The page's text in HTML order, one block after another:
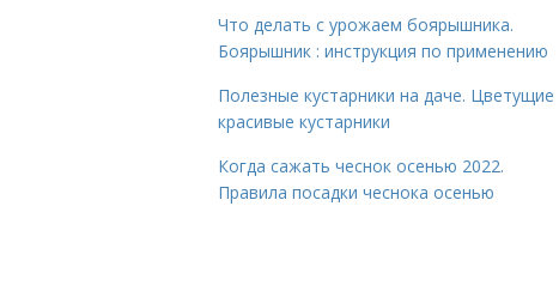
Что делать с урожаем боярышника.
Боярышник : инструкция по применению
Полезные кустарники на даче. Цветущие
красивые кустарники
Когда сажать чеснок осенью 2022.
Правила посадки чеснока осенью